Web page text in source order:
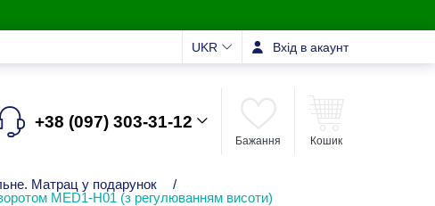
UKR Вхід в акаунт
+38 (097) 303-31-12
Бажання Кошик
Матрац у подарунок
/
MED1-H01 (з регулюванням висоти)